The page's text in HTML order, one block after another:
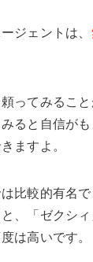
ジェントは、
ってみるこ
ると自信が
ますよ。
比較的有名
、「ゼクシ
は高いです。